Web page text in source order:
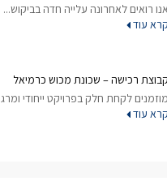
אנו רואים לאחרונה עלייה חדה בביקוש...
קרא עוד
קבוצת רכישה – שכונת מכוש כרמיאל
מוזמנים לקחת חלק בפרויקט ייחודי
קרא עוד